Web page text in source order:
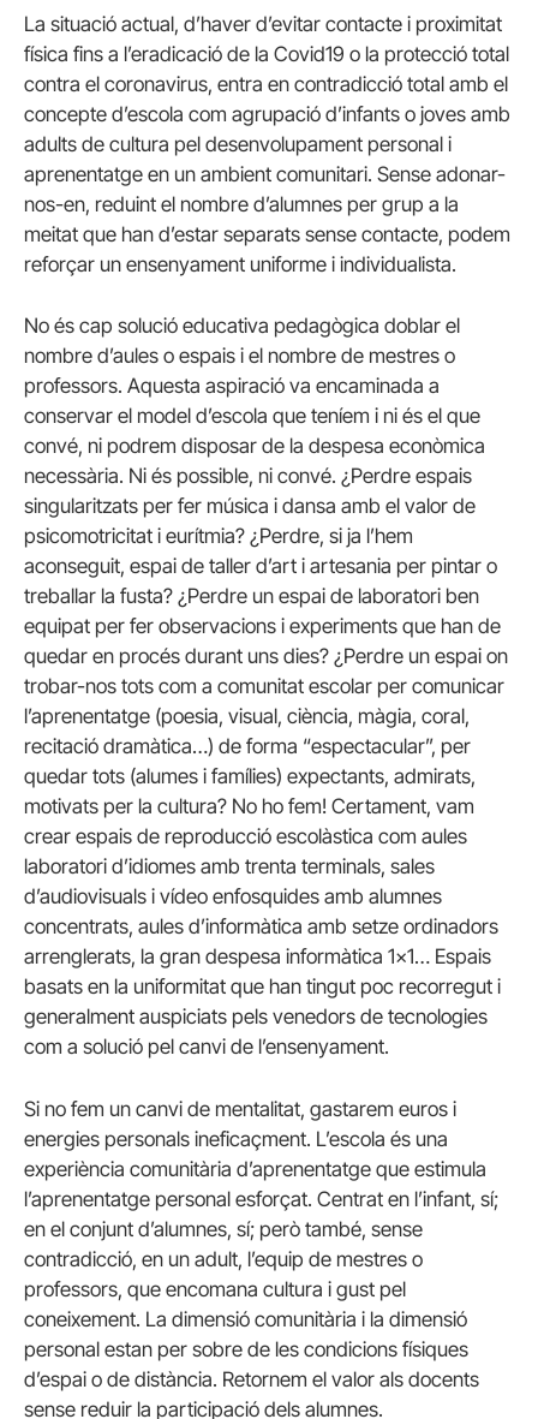
La situació actual, d’haver d’evitar contacte i proximitat
física fins a l’eradicació de la Covid19 o la protecció total
contra el coronavirus, entra en contradicció total amb el
concepte d’escola com agrupació d’infants o joves amb
adults de cultura pel desenvolupament personal i
aprenentatge en un ambient comunitari. Sense adonar-
nos-en, reduint el nombre d’alumnes per grup a la
meitat que han d’estar separats sense contacte, podem
reforçar un ensenyament uniforme i individualista.
No és cap solució educativa pedagògica doblar el
nombre d’aules o espais i el nombre de mestres o
professors. Aquesta aspiració va encaminada a
conservar el model d’escola que teníem i ni és el que
convé, ni podrem disposar de la despesa econòmica
necessària. Ni és possible, ni convé. ¿Perdre espais
singularitzats per fer música i dansa amb el valor de
psicomotricitat i eurítmia? ¿Perdre, si ja l’hem
aconseguit, espai de taller d’art i artesania per pintar o
treballar la fusta? ¿Perdre un espai de laboratori ben
equipat per fer observacions i experiments que han de
quedar en procés durant uns dies? ¿Perdre un espai on
trobar-nos tots com a comunitat escolar per comunicar
l’aprenentatge (poesia, visual, ciència, màgia, coral,
recitació dramàtica…) de forma “espectacular”, per
quedar tots (alumes i famílies) expectants, admirats,
motivats per la cultura? No ho fem! Certament, vam
crear espais de reproducció escolàstica com aules
laboratori d’idiomes amb trenta terminals, sales
d’audiovisuals i vídeo enfosquides amb alumnes
concentrats, aules d’informàtica amb setze ordinadors
arrenglerats, la gran despesa informàtica 1×1… Espais
basats en la uniformitat que han tingut poc recorregut i
generalment auspiciats pels venedors de tecnologies
com a solució pel canvi de l’ensenyament.
Si no fem un canvi de mentalitat, gastarem euros i
energies personals ineficaçment. L’escola és una
experiència comunitària d’aprenentatge que estimula
l’aprenentatge personal esforçat. Centrat en l’infant, sí;
en el conjunt d’alumnes, sí; però també, sense
contradicció, en un adult, l’equip de mestres o
professors, que encomana cultura i gust pel
coneixement. La dimensió comunitària i la dimensió
personal estan per sobre de les condicions físiques
d’espai o de distància. Retornem el valor als docents
sense reduir la participació dels alumnes.